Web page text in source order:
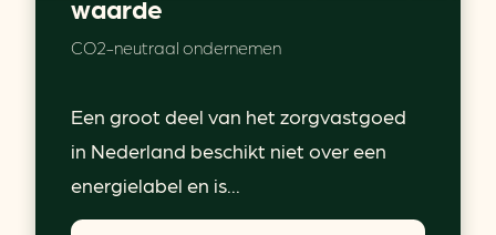
waarde
CO2-neutraal ondernemen
Een groot deel van het zorgvastgoed
in Nederland beschikt niet over een
energielabel en is...